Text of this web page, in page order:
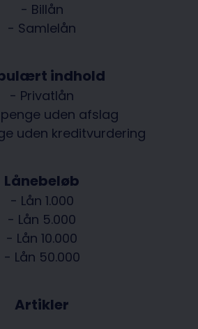
- Billån
- Samlelån
indhold
- Privatlån
uden afslag
uden kreditvurdering
Lånebeløb
- Lån 1.000
- Lån 5.000
- Lån 10.000
- Lån 50.000
Artikler